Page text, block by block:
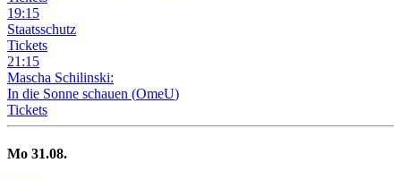
19:15
Staatsschutz
Tickets
21 :15
Mascha Schilinski:
In die Sonne schauen (OmeU)
Tickets
Mo 31.08.